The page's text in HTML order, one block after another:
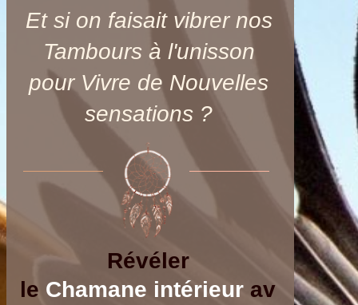
Et si on faisait vibrer nos
Tambours à l'unisson
pour Vivre de Nouvelles
sensations ?
Révéler
le Chamane intérieur av